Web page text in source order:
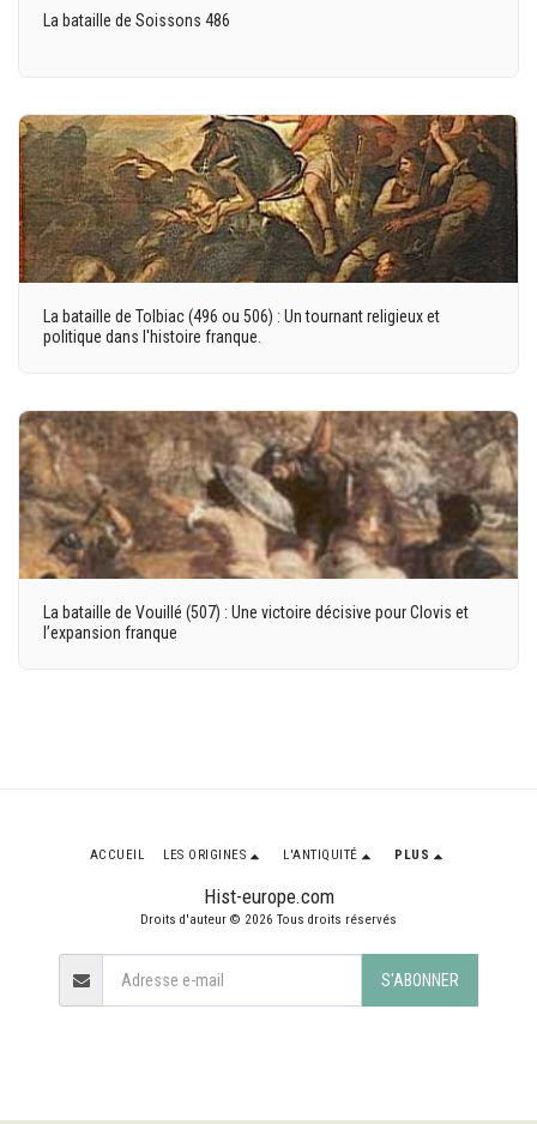
La bataille de Soissons 486
La bataille de Tolbiac (496 ou 506) : Un tournant religieux et
politique dans l'histoire franque.
La bataille de Vouillé (507) : Une victoire décisive pour Clovis et
l’expansion franque
Hist-europe.com
Droits d'auteur © 2026 Tous droits réservés
ACCUEIL LES ORIGINES L'ANTIQUITÉ PLUS
S'ABONNER